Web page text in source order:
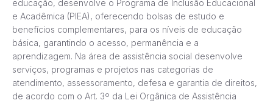
educação, desenvolve o Programa de Inclusão Educacional
e Acadêmica (PIEA), oferecendo bolsas de estudo e
benefícios complementares, para os níveis de educação
básica, garantindo o acesso, permanência e a
aprendizagem. Na área de assistência social desenvolve
serviços, programas e projetos nas categorias de
atendimento, assessoramento, defesa e garantia de direitos,
de acordo com o Art. 3º da Lei Orgânica de Assistência